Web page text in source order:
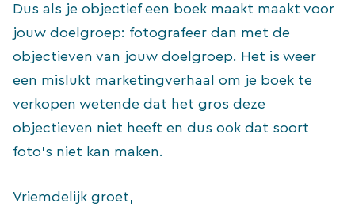
Dus als je objectief een boek maakt maakt voor
jouw doelgroep: fotografeer dan met de
objectieven van jouw doelgroep. Het is weer
een mislukt marketingverhaal om je boek te
verkopen wetende dat het gros deze
objectieven niet heeft en dus ook dat soort
foto’s niet kan maken.
Vriemdelijk groet,